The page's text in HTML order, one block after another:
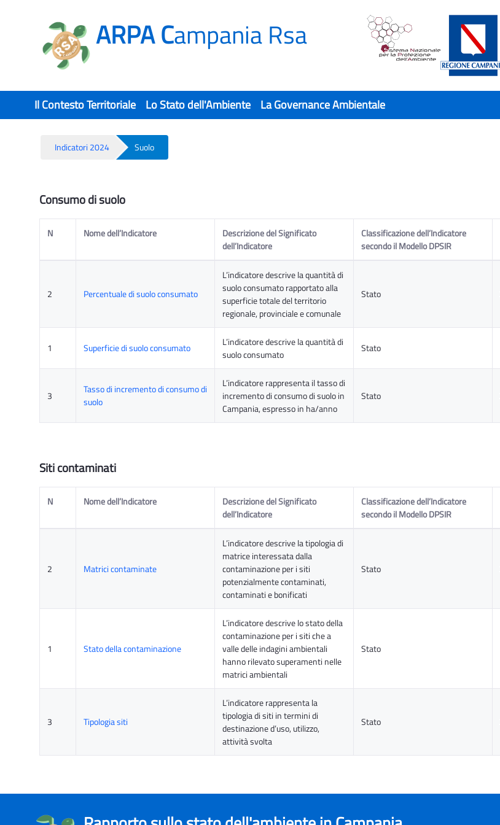
ARPA Campania Rsa
Il Contesto Territoriale Lo Stato dell'Ambiente La Governance Ambientale
Indicatori 2024 Suolo
Suolo - Rsa
Consumo di suolo
N Nome dell’Indicatore
Descrizione del Significato
dell’Indicatore
Classificazione dell’Indicatore
secondo il Modello DPSIR
2 Percentuale di suolo consumato
L’indicatore descrive la quantità di
suolo consumato rapportato alla
superficie totale del territorio
regionale, provinciale e comunale
Stato
1 Superficie di suolo consumato
L’indicatore descrive la quantità di
suolo consumato
Stato
3
Tasso di incremento di consumo di
suolo
L’indicatore rappresenta il tasso di
incremento di consumo di suolo in
Campania, espresso in ha/anno
Stato
Siti contaminati
N Nome dell’Indicatore
Descrizione del Significato
dell’Indicatore
Classificazione dell’Indicatore
secondo il Modello DPSIR
2 Matrici contaminate
L’indicatore descrive la tipologia di
matrice interessata dalla
contaminazione per i siti
potenzialmente contaminati,
contaminati e bonificati
Stato
1 Stato della contaminazione
L’indicatore descrive lo stato della
contaminazione per i siti che a
valle delle indagini ambientali
hanno rilevato superamenti nelle
matrici ambientali
Stato
3 Tipologia siti
L’indicatore rappresenta la
tipologia di siti in termini di
destinazione d’uso, utilizzo,
attività svolta
Stato